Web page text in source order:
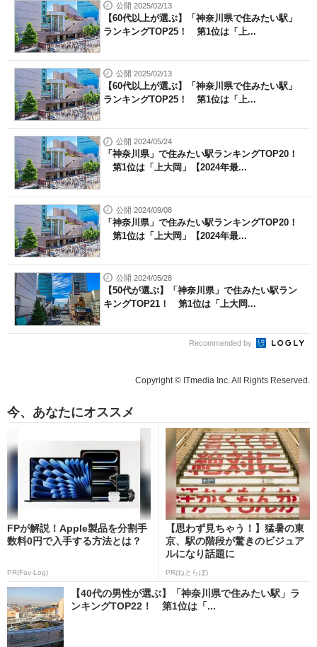
公開 2025/02/13
【60代以上が選ぶ】「神奈川県で住みたい駅」
ランキングTOP25！ 第1位は「上...
公開 2025/02/13
【60代以上が選ぶ】「神奈川県で住みたい駅」
ランキングTOP25！ 第1位は「上...
公開 2024/05/24
「神奈川県」で住みたい駅ランキングTOP20！
第1位は「上大岡」【2024年最...
公開 2024/09/08
「神奈川県」で住みたい駅ランキングTOP20！
第1位は「上大岡」【2024年最...
公開 2024/05/28
【50代が選ぶ】「神奈川県」で住みたい駅ラン
キングTOP21！ 第1位は「上大岡...
Recommended by
Copyright © ITmedia Inc. All Rights Reserved.
今、あなたにオススメ
FPが解説！Apple製品を分割手
数料0円で入手する方法とは？
PR(Fav-Log)
【思わず見ちゃう！】猛暑の東
京、駅の階段が驚きのビジュア
ルになり話題に
PR(ねとらぼ)
【40代の男性が選ぶ】「神奈川県で住みたい駅」ラ
ンキングTOP22！ 第1位は「...